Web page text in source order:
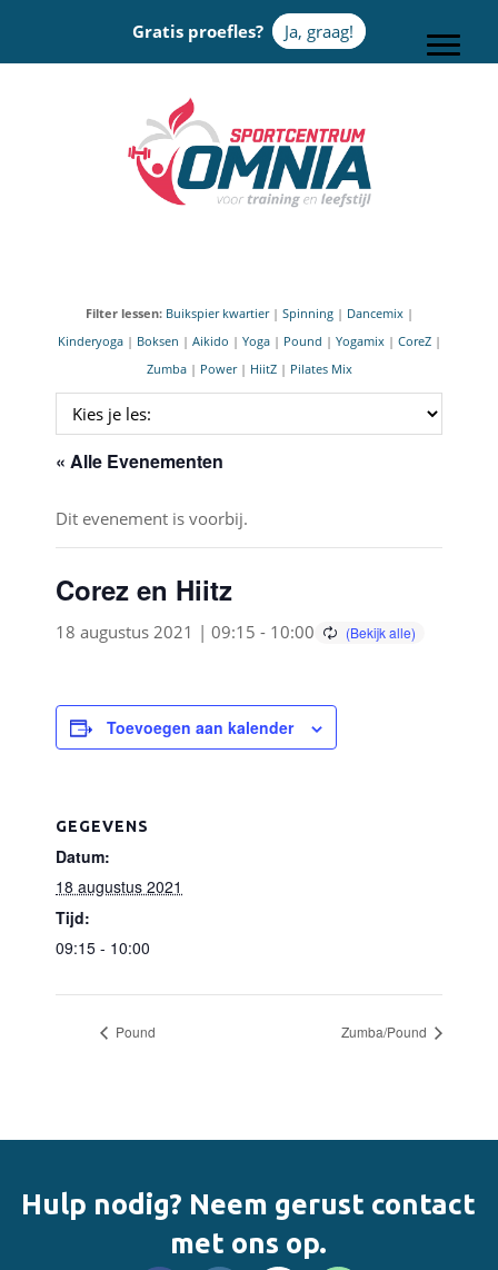
Gratis proefles? Ja, graag!
Filter lessen: Buikspier kwartier| Spinning| Dancemix|
Kinderyoga| Boksen | Aikido | Yoga| Pound | Yogamix| CoreZ|
Zumba| Power| HiitZ| Pilates Mix
« Alle Evenementen
Dit evenement is voorbij.
Corez en Hiitz
18 augustus 2021 | 09:15 - 10:00
Toevoegen aan kalender
GEGEVENS
Datum:
18 augustus 2021
Tijd:
09:15 - 10:00
Pound Zumba/Pound
Hulp nodig? Neem gerust contact
met ons op.